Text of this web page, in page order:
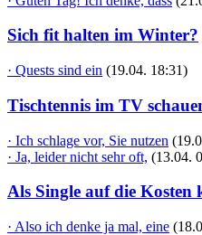
Sich fit halten im Winter?
· Quests sind ein (19.04. 18:31)
Tischtennis im TV
· Ich schlage vor, Sie nutzen
· Ja, leider nicht sehr oft, (13.04.
Als Single auf die Kosten
· Also ich denke ja mal, eine